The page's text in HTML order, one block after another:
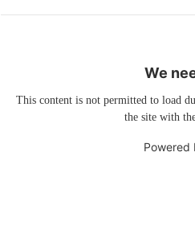
We
This content is not permitted to load
the site with
Powered